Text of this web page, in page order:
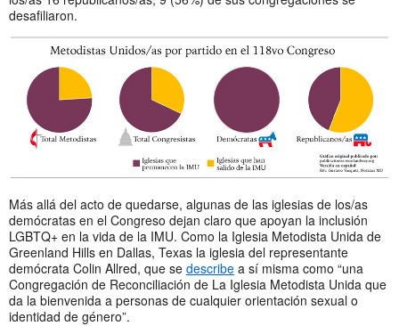
desafiliaron.
Más allá del acto de quedarse, algunas de las iglesias de los/as
demócratas en el Congreso dejan claro que apoyan la inclusión
LGBTQ+ en la vida de la IMU. Como la Iglesia Metodista Unida de
Greenland Hills en Dallas, Texas la iglesia del representante
demócrata Colin Allred, que se describe a sí misma como “una
Congregación de Reconciliación de La Iglesia Metodista Unida que
da la bienvenida a personas de cualquier orientación sexual o
identidad de género”.